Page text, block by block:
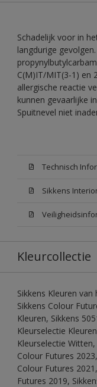
Schadelijk voor in
langdurige
C(M)IT/MIT(3-1) en
allergische reactie
kunnen gevaarlijke
Spuitnevel niet
Technisch
Kleurcollectie
Sikkens Kleuren
Sikkens Colour
Kleuren, Sikkens
Kleurselectie
Kleurselectie
Colour Futures
Colour Futures
Futures 2019,